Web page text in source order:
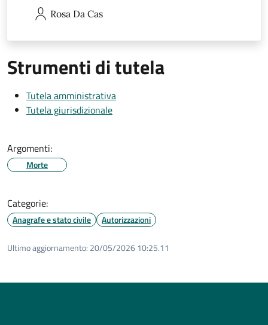
Rosa Da Cas
Strumenti di tutela
Tutela amministrativa
Tutela giurisdizionale
Argomenti:
Morte
Categorie:
Anagrafe e stato civile Autorizzazioni
Ultimo aggiornamento: 20/05/2026 10:25.11